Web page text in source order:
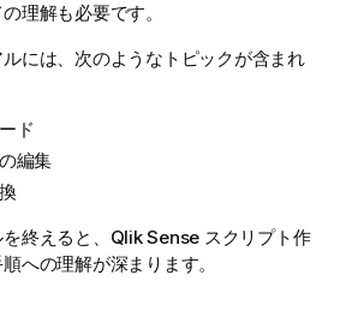
理解も必要です。
には、次のようなトピックが含まれ
ド
編集
終えると、 Qlik Sense スクリプト作
への理解が深まります。